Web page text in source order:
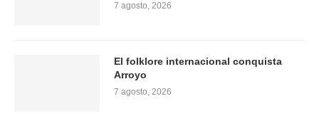
7 agosto, 2026
El folklore internacional conquista
Arroyo
7 agosto, 2026